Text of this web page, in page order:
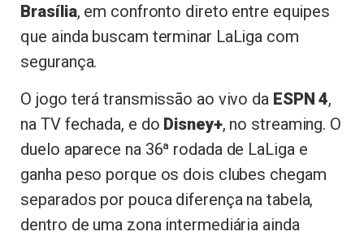
Brasília, em confronto direto entre equipes
que ainda buscam terminar LaLiga com
segurança.
O jogo terá transmissão ao vivo da ESPN 4,
na TV fechada, e do Disney+, no streaming. O
duelo aparece na 36ª rodada de LaLiga e
ganha peso porque os dois clubes chegam
separados por pouca diferença na tabela,
dentro de uma zona intermediária ainda